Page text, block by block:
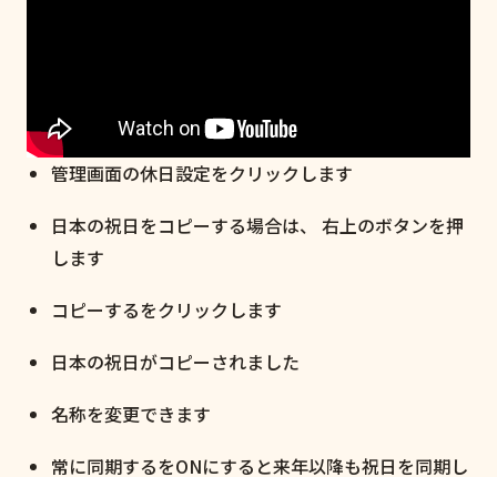
管理画面の休日設定をクリックします
日本の祝日をコピーする場合は、 右上のボタンを押
します
コピーするをクリックします
日本の祝日がコピーされました
名称を変更できます
常に同期するをONにすると来年以降も祝日を同期し